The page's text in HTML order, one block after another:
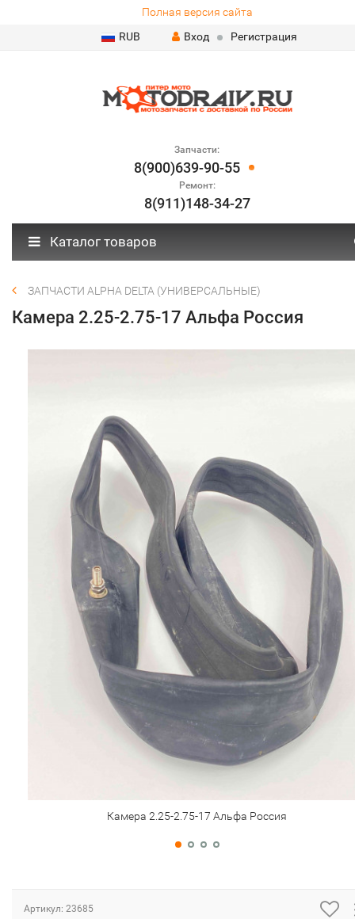
Полная версия сайта
RUB
Вход Регистрация
Запчасти:
8(900)639-90-55
Ремонт:
8(911)148-34-27
Каталог товаров
ЗАПЧАСТИ ALPHA DELTA (УНИВЕРСАЛЬНЫЕ)
Камера 2.25-2.75-17 Альфа Россия
Камера 2.25-2.75-17 Альфа Россия
Артикул: 23685